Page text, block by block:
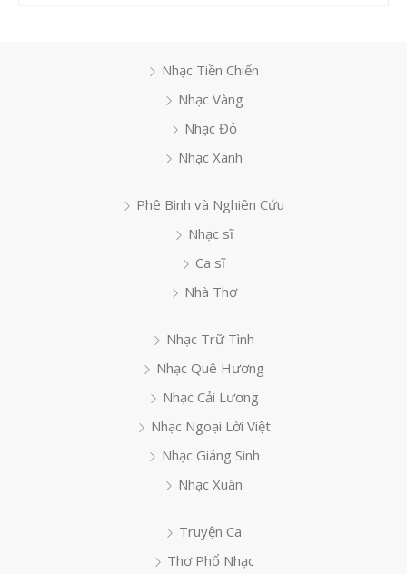
Nhạc Tiền Chiến
Nhạc Vàng
Nhạc Đỏ
Nhạc Xanh
Phê Bình và Nghiên Cứu
Nhạc sĩ
Ca sĩ
Nhà Thơ
Nhạc Trữ Tình
Nhạc Quê Hương
Nhạc Cải Lương
Nhạc Ngoại Lời Việt
Nhạc Giáng Sinh
Nhạc Xuân
Truyện Ca
Thơ Phổ Nhạc